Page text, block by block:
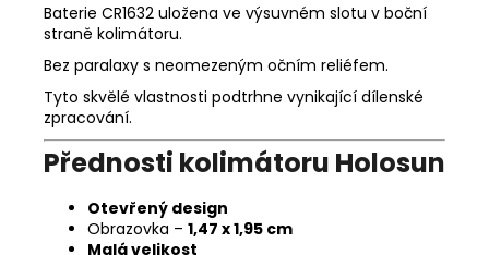
Baterie CR1632 uložena ve výsuvném slotu v boční
straně kolimátoru.
Bez paralaxy s neomezeným očním reliéfem.
Tyto skvělé vlastnosti podtrhne vynikající dílenské
zpracování.
Přednosti kolimátoru Holosun
Otevřený design
Obrazovka – 1,47 x 1,95 cm
Malá velikost